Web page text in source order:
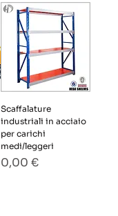
Scaffalature
industriali in acciaio
per carichi
medi/leggeri
Prezzo
0,00 €